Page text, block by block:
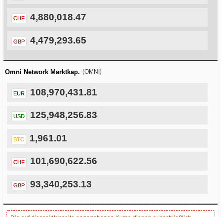
CHF 4,880,018.47
GBP 4,479,293.65
Omni Network Marktkap. (OMNI)
EUR 108,970,431.81
USD 125,948,256.83
BTC 1,961.01
CHF 101,690,622.56
GBP 93,340,253.13